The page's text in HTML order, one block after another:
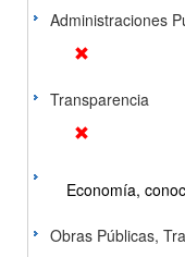
Administraciones
Transparencia
Economía,
Obras Públicas,